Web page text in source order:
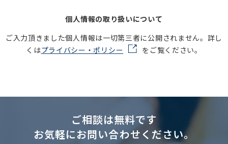
個人情報の取り扱いについて
ご入力頂きました個人情報は一切第三者に公開されません。詳し
くはプライバシー・ポリシー をご覧ください。
ご相談は無料です
お気軽にお問い合わせください。